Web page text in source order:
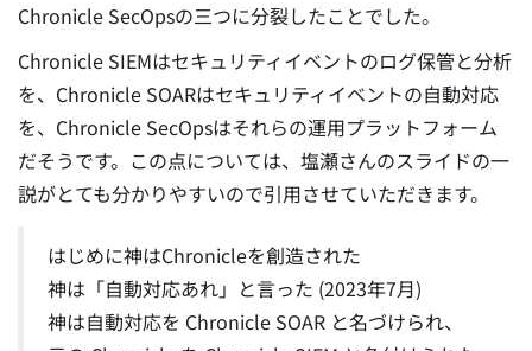
Chronicle SecOpsの三つに分裂したことでした。
Chronicle SIEMはセキュリティイベントのログ保管と分析
を、Chronicle SOARはセキュリティイベントの自動対応
を、Chronicle SecOpsはそれらの運用プラットフォーム
だそうです。この点については、塩瀬さんのスライドの一
説がとても分かりやすいので引用させていただきます。
はじめに神はChronicleを創造された
神は「自動対応あれ」と言った (2023年7月)
神は自動対応を Chronicle SOAR と名づけられ、